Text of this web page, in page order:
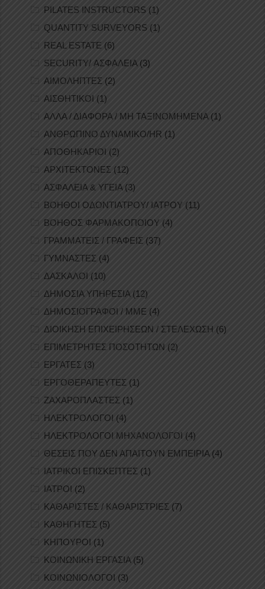
PILATES INSTRUCTORS (1)
QUANTITY SURVEYORS (1)
REAL ESTATE (6)
SECURITY/ ΑΣΦΑΛΕΙΑ(3)
ΑΙΜΟΛΗΠΤΕΣ (2)
ΑΙΣΘΗΤΙΚΟΙ (1)
ΑΛΛΑ / ΔΙΑΦΟΡΑ / ΜΗ ΤΑΞΙΝΟΜΗΜΕΝΑ(1)
ΑΝΘΡΩΠΙΝΟ ΔΥΝΑΜΙΚΟ/HR (1)
ΑΠΟΘΗΚΑΡΙΟΙ (2)
ΑΡΧΙΤΕΚΤΟΝΕΣ (12)
ΑΣΦΑΛΕΙΑ & ΥΓΕΙΑ(3)
ΒΟΗΘΟΙ ΟΔΟΝΤΙΑΤΡΟΥ/ ΙΑΤΡΟΥ (11)
ΒΟΗΘΟΣ ΦΑΡΜΑΚΟΠΟΙΟΥ (4)
ΓΡΑΜΜΑΤΕΙΣ / ΓΡΑΦΕΙΣ (37)
ΓΥΜΝΑΣΤΕΣ (4)
ΔΑΣΚΑΛΟΙ (10)
ΔΗΜΟΣΙΑ ΥΠΗΡΕΣΙΑ (12)
ΔΗΜΟΣΙΟΓΡΑΦΟΙ / ΜΜΕ (4)
ΔΙΟΙΚΗΣΗ ΕΠΙΧΕΙΡΗΣΕΩΝ / ΣΤΕΛΕΧΩΣΗ (6)
ΕΠΙΜΕΤΡΗΤΕΣ ΠΟΣΟΤΗΤΩΝ (2)
ΕΡΓΑΤΕΣ (3)
ΕΡΓΟΘΕΡΑΠΕΥΤΕΣ (1)
ΖΑΧΑΡΟΠΛΑΣΤΕΣ (1)
ΗΛΕΚΤΡΟΛΟΓΟΙ (4)
ΗΛΕΚΤΡΟΛΟΓΟΙ ΜΗΧΑΝΟΛΟΓΟΙ (4)
ΘΕΣΕΙΣ ΠΟΥ ΔΕΝ ΑΠΑΙΤΟΥΝ ΕΜΠΕΙΡΙΑ(4)
ΙΑΤΡΙΚΟΙ ΕΠΙΣΚΕΠΤΕΣ (1)
ΙΑΤΡΟΙ (2)
ΚΑΘΑΡΙΣΤΕΣ / ΚΑΘΑΡΙΣΤΡΙΕΣ (7)
ΚΑΘΗΓΗΤΕΣ (5)
ΚΗΠΟΥΡΟΙ (1)
ΚΟΙΝΩΝΙΚΗ ΕΡΓΑΣΙΑ(5)
ΚΟΙΝΩΝΙΟΛΟΓΟΙ (3)